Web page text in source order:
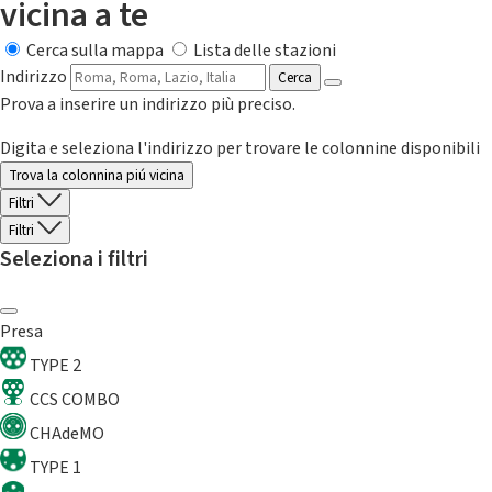
vicina a te
Cerca sulla mappa
Lista delle stazioni
Indirizzo
Cerca
Prova a inserire un indirizzo più preciso.
Digita e seleziona l'indirizzo per trovare le colonnine disponibili
Trova la colonnina piú vicina
Filtri
Filtri
Seleziona i filtri
Presa
TYPE 2
CCS COMBO
CHAdeMO
TYPE 1